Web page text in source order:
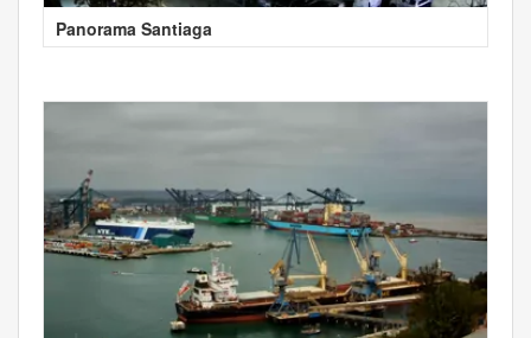
Panorama Santiaga